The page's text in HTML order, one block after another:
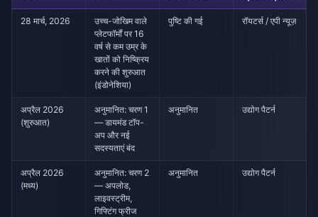
28 मार्च, 2026
उच्च-जोखिम वाले
प्लेटफॉर्मों पर 16
वर्ष से कम उम्र के
खातों को निष्क्रिय
करने की शुरुआत
(इंडोनेशिया)
पुष्टि की गई रॉयटर्स / एपी न्यूज़
अप्रैल 2026
(शुरुआत)
अनुमानित: चरण 1
— डायमंड टॉप-
अप और नई
सदस्यताएं बंद
अनुमानित उद्योग पैटर्न
अप्रैल 2026
(मध्य)
अनुमानित: चरण 2
— अपलोड,
लाइवस्ट्रीम,
गिफ्टिंग फ्रीज
अनुमानित उद्योग पैटर्न